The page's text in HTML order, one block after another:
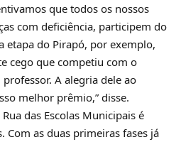
que todos os nossos
com deficiência, participem do
etapa do Pirapó, por exemplo,
cego que competiu com o
A alegria dele ao
melhor prêmio,” disse.
das Escolas Municipais é
Com as duas primeiras fases já